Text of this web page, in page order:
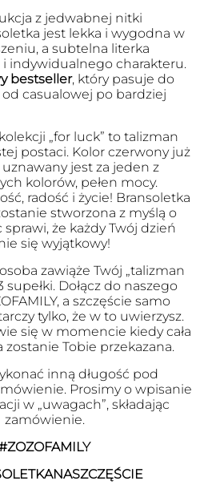
z jedwabnej nitki
jest lekka i wygodna w
a subtelna literka
indywidualnego charakteru.
bestseller, który pasuje do
od casualowej po bardziej
„for luck” to talizman
postaci. Kolor czerwony już
jest za jeden z
kolorów, pełen mocy.
radość i życie! Bransoletka
stworzona z myślą o
sprawi, że każdy Twój dzień
się wyjątkowy!
zawiąże Twój „talizman
supełki. Dołącz do naszego
a szczęście samo
tylko, że w to uwierzysz.
się w momencie kiedy cała
Tobie przekazana.
inną długość pod
Prosimy o wpisanie
w „uwagach”, składając
zamówienie.